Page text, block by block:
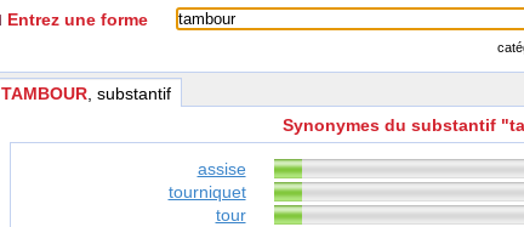
Entrez une forme
TAMBOUR , substantif
Synonymes du substantif
assise
tourniquet
tour